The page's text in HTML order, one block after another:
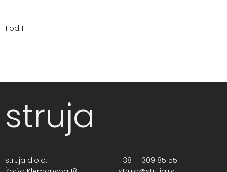
1 od 1
struja
struja d.o.o.
+381 11 309 85 55